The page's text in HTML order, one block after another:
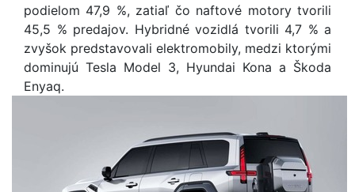
podielom 47,9 %, zatiaľ čo naftové motory tvorili
45,5 % predajov. Hybridné vozidlá tvorili 4,7 % a
zvyšok predstavovali elektromobily, medzi ktorými
dominujú Tesla Model 3, Hyundai Kona a Škoda
Enyaq.